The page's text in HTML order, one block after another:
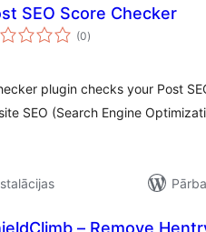
SEO Score Checker
(0vērtējumu
kopsumma
)
plugin checks your Post
SEO (Search Engine
– Remove